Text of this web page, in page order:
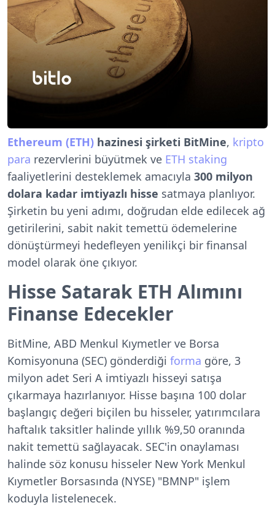
Ethereum (ETH) hazinesi şirketi BitMine, kripto
para rezervlerini büyütmek ve ETH staking
faaliyetlerini desteklemek amacıyla 300 milyon
dolara kadar imtiyazlı hisse satmaya planlıyor.
Şirketin bu yeni adımı, doğrudan elde edilecek ağ
getirilerini, sabit nakit temettü ödemelerine
dönüştürmeyi hedefleyen yenilikçi bir finansal
model olarak öne çıkıyor.
Hisse Satarak ETH Alımını
Finanse Edecekler
BitMine, ABD Menkul Kıymetler ve Borsa
Komisyonuna (SEC) gönderdiği forma göre, 3
milyon adet Seri A imtiyazlı hisseyi satışa
çıkarmaya hazırlanıyor. Hisse başına 100 dolar
başlangıç değeri biçilen bu hisseler, yatırımcılara
haftalık taksitler halinde yıllık %9,50 oranında
nakit temettü sağlayacak. SEC'in onaylaması
halinde söz konusu hisseler New York Menkul
Kıymetler Borsasında (NYSE) "BMNP" işlem
koduyla listelenecek.